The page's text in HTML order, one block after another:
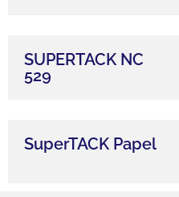
SUPERTACK NC
529
SuperTACK Papel